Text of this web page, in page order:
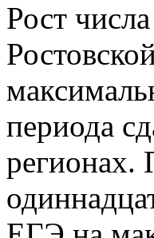
Рост
периода
регионах.